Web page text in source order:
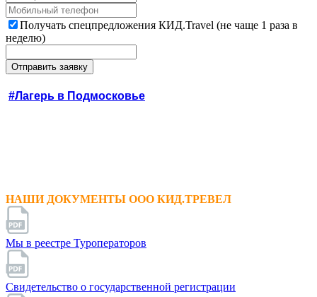
Получать спецпредложения КИД.Travel (не чаще 1 раза в
неделю)
#Лагерь в Подмосковье
НАШИ ДОКУМЕНТЫ ООО КИД.ТРЕВЕЛ
Мы в реестре Туроператоров
Свидетельство о государственной регистрации